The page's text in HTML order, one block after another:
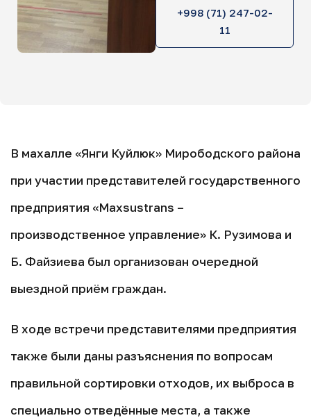
+998 (71) 247-02-
11
В махалле «Янги Куйлюк» Мирободского района
при участии представителей государственного
предприятия «Maxsustrans –
производственное управление» К. Рузимова и
Б. Файзиева был организован очередной
выездной приём граждан.
В ходе встречи представителями предприятия
также были даны разъяснения по вопросам
правильной сортировки отходов, их выброса в
специально отведённые места, а также